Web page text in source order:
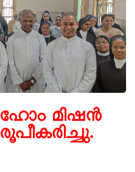
ഹോം മിഷൻ
രൂപീകരിച്ചു.